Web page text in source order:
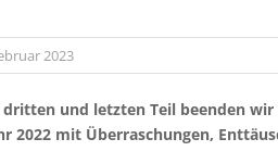
2023
und letzten Teil beenden
2022 mit Überraschungen,